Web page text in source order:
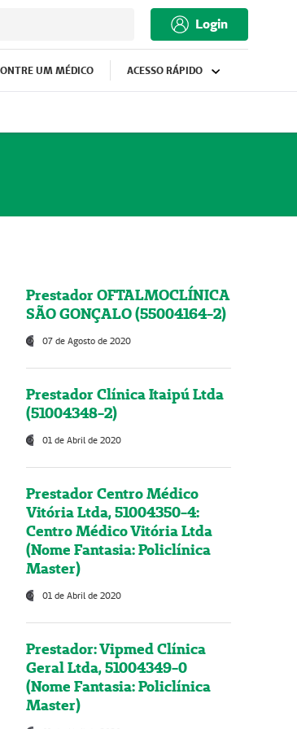
Login
UM MÉDICO ACESSO RÁPIDO
Prestador OFTALMOCLÍNICA
SÃO GONÇALO (55004164-2)
07 de Agosto de 2020
Prestador Clínica Itaipú Ltda
(51004348-2)
01 de Abril de 2020
Prestador Centro Médico
Vitória Ltda, 51004350-4:
Centro Médico Vitória Ltda
(Nome Fantasia: Policlínica
Master)
01 de Abril de 2020
Prestador: Vipmed Clínica
Geral Ltda, 51004349-0
(Nome Fantasia: Policlínica
Master)